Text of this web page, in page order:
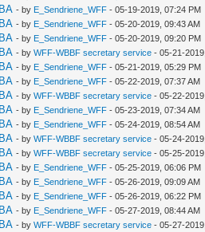
- by E_Sendriene_WFF - 05-19-2019, 07:24 PM
- by E_Sendriene_WFF - 05-20-2019, 09:43 AM
- by E_Sendriene_WFF - 05-20-2019, 09:20 PM
- byWFF-WBBF secretary service - 05-21-
- by E_Sendriene_WFF - 05-21-2019, 05:29 PM
- by E_Sendriene_WFF - 05-22-2019, 07:37 AM
- byWFF-WBBF secretary service - 05-22-
- by E_Sendriene_WFF - 05-23-2019, 07:34 AM
- by E_Sendriene_WFF - 05-24-2019, 08:54 AM
- byWFF-WBBF secretary service - 05-24-
- byWFF-WBBF secretary service - 05-25-
- by E_Sendriene_WFF - 05-25-2019, 06:06 PM
- by E_Sendriene_WFF - 05-26-2019, 09:09 AM
- by E_Sendriene_WFF - 05-26-2019, 06:22 PM
- by E_Sendriene_WFF - 05-27-2019, 08:44 AM
- byWFF-WBBF secretary service - 05-27-